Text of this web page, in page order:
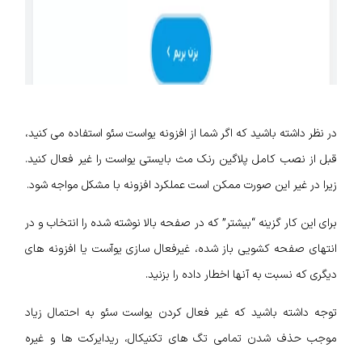
در نظر داشته باشید که اگر شما از افزونه یواست سئو استفاده می کنید،
قبل از نصب کامل پلاگین رنک مث بایستی یواست را غیر فعال کنید.
زیرا در غیر این صورت ممکن است عملکرد افزونه با مشکل مواجه شود.
برای این کار گزینه “بیشتر” که در صفحه بالا نوشته شده را انتخاب و در
انتهای صفحه کشویی باز شده، غیرفعال سازی یوآست یا افزونه های
دیگری که نسبت به آنها اخطار داده را بزنید.
توجه داشته باشید که غیر فعال کردن یواست سئو به احتمال زیاد
موجب حذف شدن تمامی تگ های تکنیکال، ریدایرکت ها و غیره